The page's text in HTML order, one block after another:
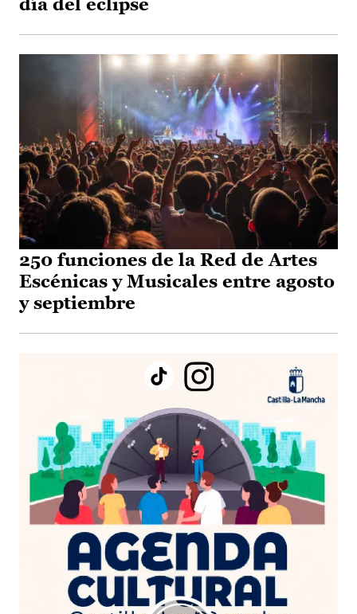
día del eclipse
250 funciones de la Red de Artes
Escénicas y Musicales entre agosto
y septiembre